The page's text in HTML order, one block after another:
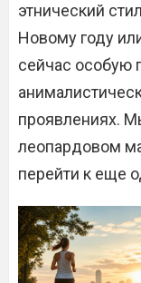
этнический
Новому году
сейчас особую
проявлениях.
леопардовом
перейти к еще